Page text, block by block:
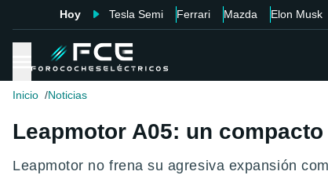
Hoy Tesla Semi Ferrari Mazda Elon Musk
Inicio Noticias
Leapmotor A05: un
Leapmotor no frena su agresiva expansión